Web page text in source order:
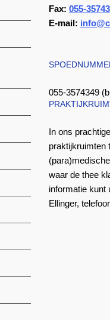
Fax: 055-
E-mail:
055-3574349
In ons
praktijkruimten
waar de thee
informatie kunt
Ellinger,